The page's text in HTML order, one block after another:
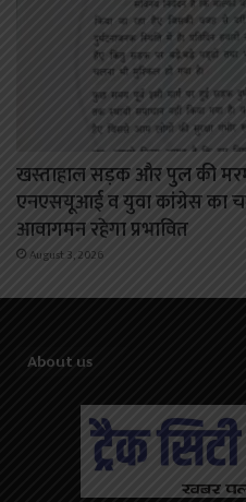
खस्ताहाल सड़क और पुल की
एनएसयूआई व युवा कांग्रेस का
आवागमन रहेगा प्रभावित
August 3, 2026
About us